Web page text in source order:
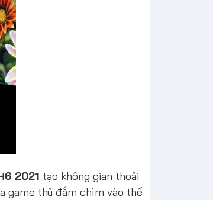
2021 tạo không gian thoải
game thủ đắm chìm vào thế